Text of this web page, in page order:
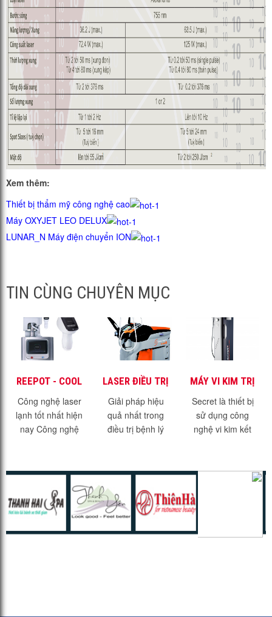
Xem thêm:
Thiết bị thẩm mỹ công nghệ cao
Máy OXYJET LEO DELUX
LUNAR_N Máy điện chuyển ION
TIN CÙNG CHUYÊN MỤC
REEPOT - COOL
LASER - SIÊU
PHẨM TRONG
ĐIỀU TRỊ SẮC TỐ
Công nghệ laser
lạnh tốt nhất hiện
nay Công nghệ
sắc tố mới nhất và
hiện đại nhất hiện
nay....
LASER ĐIỀU TRỊ
MẠCH MÁU
VASQ
Giải pháp hiệu
quả nhất trong
điều trị bệnh lý
lý về sắc tố tuy
không ảnh hưởng
nhiều đến sức...
MÁY VI KIM TRỊ
MỤN TRỊ SẸO
SECRET - FDA
Secret là thiết bị
sử dụng công
nghệ vi kim kết
nghệ trị sẹo trị
mụn hàng đầu thế